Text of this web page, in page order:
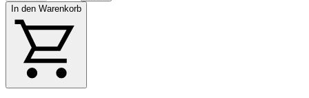
In den Warenkorb